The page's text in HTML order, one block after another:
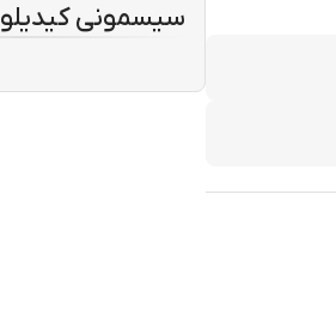
سیسمونی کیدیلو